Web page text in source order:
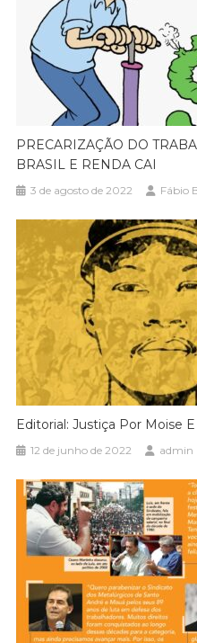
PRECARIZAÇÃO DO
BRASIL E RENDA CAI
3 de agosto de 2022 Fábio
Editorial: Justiça Por Moise
12 de junho de 2022 admin